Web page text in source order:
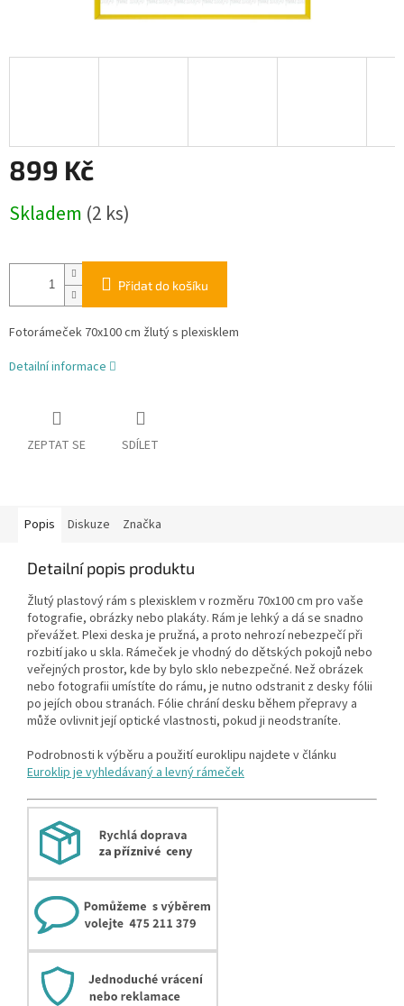
899 Kč
cena:
Skladem (2 ks)
Přidat do košíku
Fotorámeček 70x100 cm žlutý s plexisklem
Detailní informace
ZEPTAT SE SDÍLET
Popis Diskuze Značka
Detailní popis produktu
Žlutý plastový rám s plexisklem v rozměru 70x100 cm pro vaše
fotografie, obrázky nebo plakáty. Rám je lehký a dá se snadno
převážet. Plexi deska je pružná, a proto nehrozí nebezpečí při
rozbití jako u skla. Rámeček je vhodný do dětských pokojů nebo
veřejných prostor, kde by bylo sklo nebezpečné. Než obrázek
nebo fotografii umístíte do rámu, je nutno odstranit z desky fólii
po jejích obou stranách. Fólie chrání desku během přepravy a
může ovlivnit její optické vlastnosti, pokud ji neodstraníte.
Podrobnosti k výběru a použití euroklipu najdete v článku
Euroklip je vyhledávaný a levný rámeček